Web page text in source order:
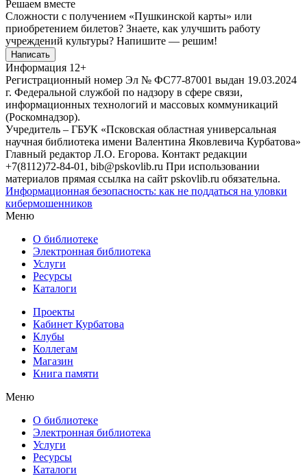
Решаем вместе
Сложности с получением «Пушкинской карты» или
приобретением билетов? Знаете, как улучшить работу
учреждений культуры? Напишите — решим!
Написать
Информация 12+
Регистрационный номер Эл № ФС77-87001 выдан 19.03.2024
г. Федеральной службой по надзору в сфере связи,
информационных технологий и массовых коммуникаций
(Роскомнадзор).
Учредитель – ГБУК «Псковская областная универсальная
научная библиотека имени Валентина Яковлевича Курбатова»
Главный редактор Л.О. Егорова. Контакт редакции
+7(8112)72-84-01, bib@pskovlib.ru При использовании
материалов прямая ссылка на сайт pskovlib.ru обязательна.
Информационная безопасность: как не поддаться на уловки
кибермошенников
Меню
О библиотеке
Электронная библиотека
Услуги
Ресурсы
Каталоги
Проекты
Кабинет Курбатова
Клубы
Коллегам
Магазин
Книга памяти
Меню
О библиотеке
Электронная библиотека
Услуги
Ресурсы
Каталоги